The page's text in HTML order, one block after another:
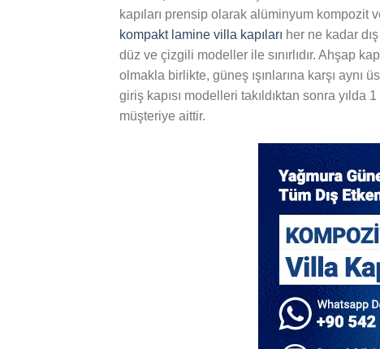
kapıları prensip olarak alüminyum kompozit
kompakt lamine villa kapıları her ne kadar
düz ve çizgili modeller ile sınırlıdır. Ahşap
olmakla birlikte, güneş ışınlarına karşı
giriş kapısı modelleri takıldıktan sonra
müşteriye aittir.